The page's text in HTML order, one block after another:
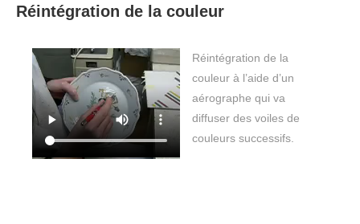
Réintégration de la couleur
Réintégration de la
couleur à l’aide d’un
aérographe qui va
diffuser des voiles de
couleurs successifs.